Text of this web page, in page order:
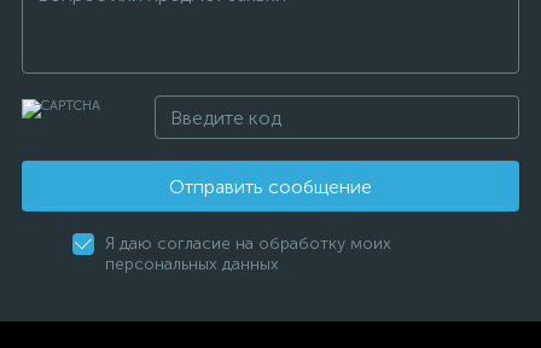
Отправить сообщение
Я даю согласие на обработку моих
персональных данных